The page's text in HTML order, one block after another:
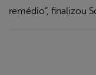
remédio”, finalizou